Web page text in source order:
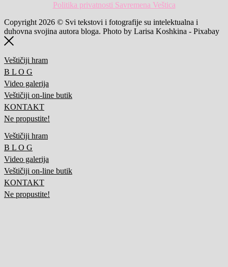
Politika privatnosti Savremena Veštica
Copyright 2026 © Svi tekstovi i fotografije su intelektualna i
duhovna svojina autora bloga. Photo by Larisa Koshkina - Pixabay
Veštičiji hram
B L O G
Video galerija
Veštičiji on-line butik
KONTAKT
Ne propustite!
Veštičiji hram
B L O G
Video galerija
Veštičiji on-line butik
KONTAKT
Ne propustite!